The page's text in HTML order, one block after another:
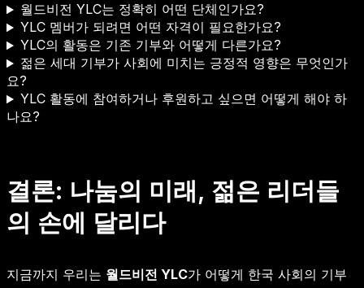
월드비전 YLC는 정확히 어떤 단체인가요?
YLC 멤버가 되려면 어떤 자격이 필요한가요?
YLC의 활동은 기존 기부와 어떻게 다른가요?
젊은 세대 기부가 사회에 미치는 긍정적 영향은 무엇인가
요?
YLC 활동에 참여하거나 후원하고 싶으면 어떻게 해야 하
나요?
결론: 나눔의 미래, 젊은 리더들
의 손에 달리다
지금까지 우리는 월드비전 YLC가 어떻게 한국 사회의 기부